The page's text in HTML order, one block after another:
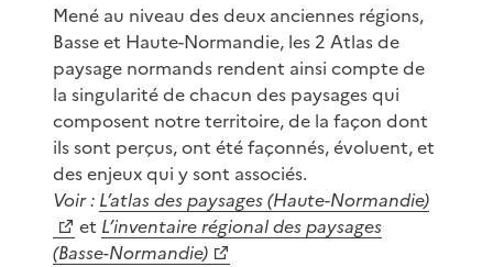
Mené au niveau des deux anciennes régions,
Basse et Haute-Normandie, les 2 Atlas de
paysage normands rendent ainsi compte de
la singularité de chacun des paysages qui
composent notre territoire, de la façon dont
ils sont perçus, ont été façonnés, évoluent, et
des enjeux qui y sont associés.
Voir : L’atlas des paysages (Haute-Normandie)
et L’inventaire régional des paysages
(Basse-Normandie)